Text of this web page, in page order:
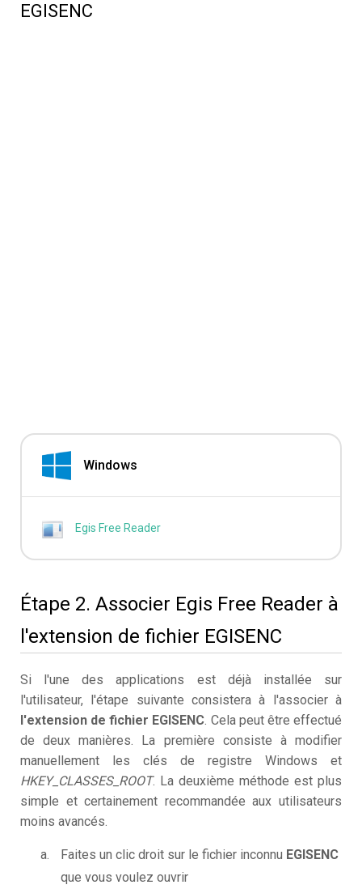
EGISENC
Windows
Egis Free Reader
Étape 2. Associer Egis Free Reader à
l'extension de fichier EGISENC
Si l'une des applications est déjà installée sur
l'utilisateur, l'étape suivante consistera à l'associer à
l'extension de fichier EGISENC. Cela peut être effectué
de deux manières. La première consiste à modifier
manuellement les clés de registre Windows et
HKEY_CLASSES_ROOT. La deuxième méthode est plus
simple et certainement recommandée aux utilisateurs
moins avancés.
Faites un clic droit sur le fichier inconnu EGISENC
que vous voulez ouvrir